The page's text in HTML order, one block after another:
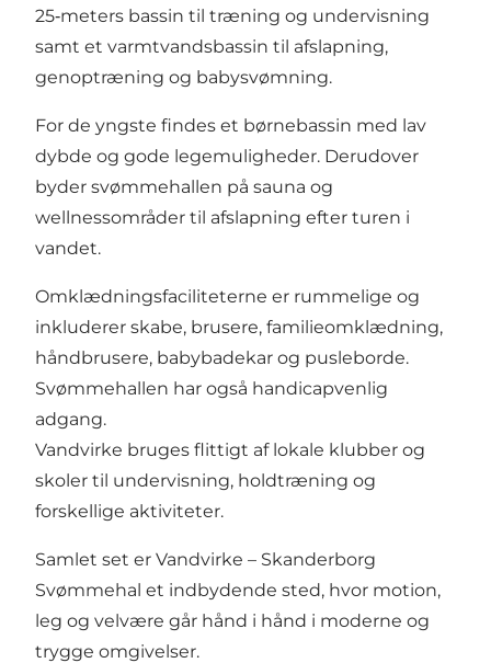
25‑meters bassin til træning og undervisning
samt et varmtvandsbassin til afslapning,
genoptræning og babysvømning.
For de yngste findes et børnebassin med lav
dybde og gode legemuligheder. Derudover
byder svømmehallen på sauna og
wellnessområder til afslapning efter turen i
vandet.
Omklædningsfaciliteterne er rummelige og
inkluderer skabe, brusere, familieomklædning,
håndbrusere, babybadekar og pusleborde.
Svømmehallen har også handicapvenlig
adgang.
Vandvirke bruges flittigt af lokale klubber og
skoler til undervisning, holdtræning og
forskellige aktiviteter.
Samlet set er Vandvirke – Skanderborg
Svømmehal et indbydende sted, hvor motion,
leg og velvære går hånd i hånd i moderne og
trygge omgivelser.